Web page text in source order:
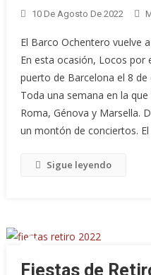
10 De Agosto De 2022
El Barco Ochentero vuelve
En esta ocasión, Locos por
puerto de Barcelona el 8
Toda una semana en la
Roma, Génova y Marsella.
un montón de conciertos.
Sigue leyendo
Fiestas de